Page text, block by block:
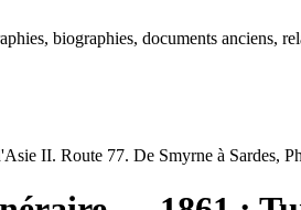
biographies, documents anciens,
II. Route 77. De Smyrne à Sardes,